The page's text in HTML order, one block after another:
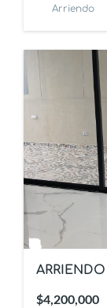
Arriendo
$4,200,000